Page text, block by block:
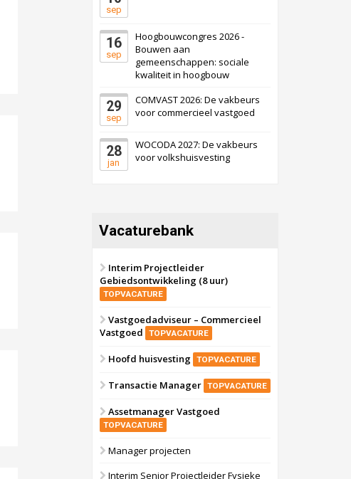
sep
16
sep
Hoogbouwcongres 2026 -
Bouwen aan
gemeenschappen: sociale
kwaliteit in hoogbouw
29
sep
COMVAST 2026: De vakbeurs
voor commercieel vastgoed
28
jan
WOCODA 2027: De vakbeurs
voor volkshuisvesting
Vacaturebank
Interim Projectleider
Gebiedsontwikkeling (8 uur)
TOPVACATURE
Vastgoedadviseur – Commercieel
Vastgoed
TOPVACATURE
Hoofd huisvesting TOPVACATURE
Transactie Manager TOPVACATURE
Assetmanager Vastgoed
TOPVACATURE
Manager projecten
Interim Senior Projectleider Fysieke